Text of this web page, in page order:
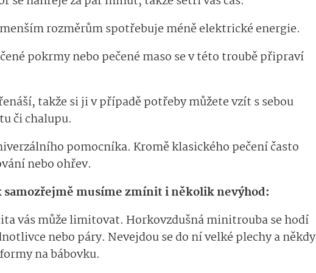
rozměrům spotřebuje méně elektrické energie.
pokrmy nebo pečené maso se v této troubě připraví
takže si ji v případě potřeby můžete vzít s sebou
či chalupu.
pomocníka. Kromě klasického pečení často
nebo ohřev.
samozřejmě musíme zmínit i několik nevýhod:
vás může limitovat. Horkovzdušná minitrouba se hodí
nebo páry. Nevejdou se do ní velké plechy a někdy
na bábovku.